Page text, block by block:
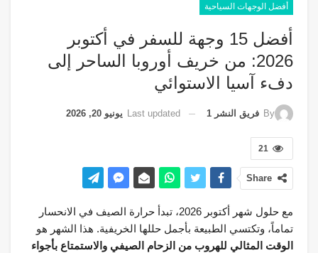
أفضل الوجهات السياحية
أفضل 15 وجهة للسفر في أكتوبر
2026: من خريف أوروبا الساحر إلى
دفء آسيا الاستوائي
By فريق النشر 1 Last updated يونيو 20, 2026
21
Share
مع حلول شهر أكتوبر 2026، تبدأ حرارة الصيف في الانحسار
تماماً، وتكتسي الطبيعة بأجمل حللها الخريفية. هذا الشهر هو
الوقت المثالي للهروب من الزحام الصيفي والاستمتاع بأجواء